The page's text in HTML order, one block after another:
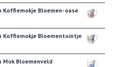
Koffiemokje Bloemen-oase
Koffiemokje Bloementuintje
Mok Bloemenveld